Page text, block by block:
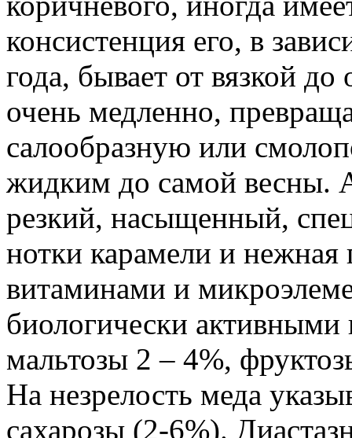
консистенция его, в
года, бывает от вязкой до
очень медленно,
салообразную или
жидким до самой весны.
резкий, насыщенный,
нотки карамели и нежная
витаминами и
биологически
мальтозы 2 – 4%,
На незрелость меда
сахарозы (2-6%).